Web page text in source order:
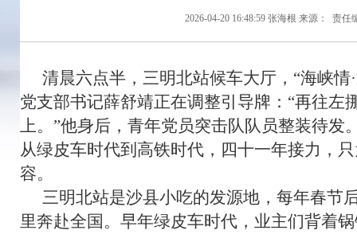
2026-04-20 16:48:59 张海根 来源： 责任
清晨六点半，三明北站候车大厅，“海峡情
党支部书记薛舒靖正在调整引导牌：“再往左
上。”他身后，青年党员突击队队员整装待发
从绿皮车时代到高铁时代，四十一年接力，
容。
三明北站是沙县小吃的发源地，每年春节
里奔赴全国。早年绿皮车时代，业主们背着